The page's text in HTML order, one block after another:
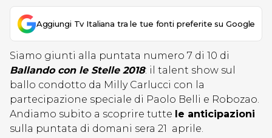
Aggiungi Tv Italiana tra le tue fonti preferite su Google
Siamo giunti alla puntata numero 7 di 10 di
Ballando con le Stelle 2018: il talent show sul
ballo condotto da Milly Carlucci con la
partecipazione speciale di Paolo Belli e Robozao.
Andiamo subito a scoprire tutte le anticipazioni
sulla puntata di domani sera 21 aprile.